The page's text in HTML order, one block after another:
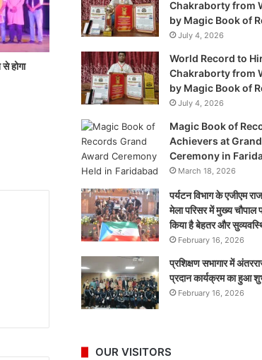
होगा
Chakraborty from
by Magic Book of
July 4, 2026
World Record to
Chakraborty from
by Magic Book of
July 4, 2026
Magic Book of
Achievers at
Ceremony in
March 18, 2026
पर्यटन विभाग के एजीएम
मेला परिसर में मुख्य चौपाल
किया है बेहतर और
February 16, 2026
प्रशिक्षण सभागार में
प्रदान कार्यक्रम का हुआ
February 16, 2026
OUR VISITORS